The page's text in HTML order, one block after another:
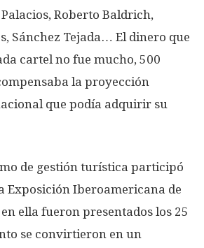
Roberto Baldrich,
Sánchez Tejada… El dinero que
cartel no fue mucho, 500
la proyección
que podía adquirir su
de gestión turística participó
Exposición Iberoamericana de
ella fueron presentados los 25
se convirtieron en un